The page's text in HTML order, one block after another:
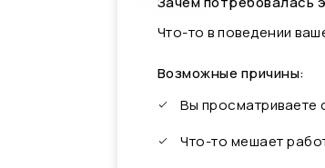
Что-то в поведении
Возможные причины:
Вы
Что-то мешает